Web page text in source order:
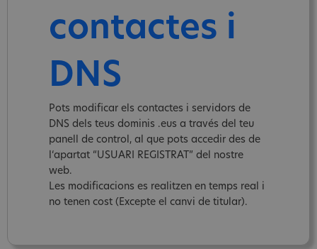
contactes i
DNS
Pots modificar els contactes i servidors de
DNS dels teus dominis .eus a través del teu
panell de control, al que pots accedir des de
l‘apartat “USUARI REGISTRAT” del nostre
web.
Les modificacions es realitzen en temps real i
no tenen cost (Excepte el canvi de titular).